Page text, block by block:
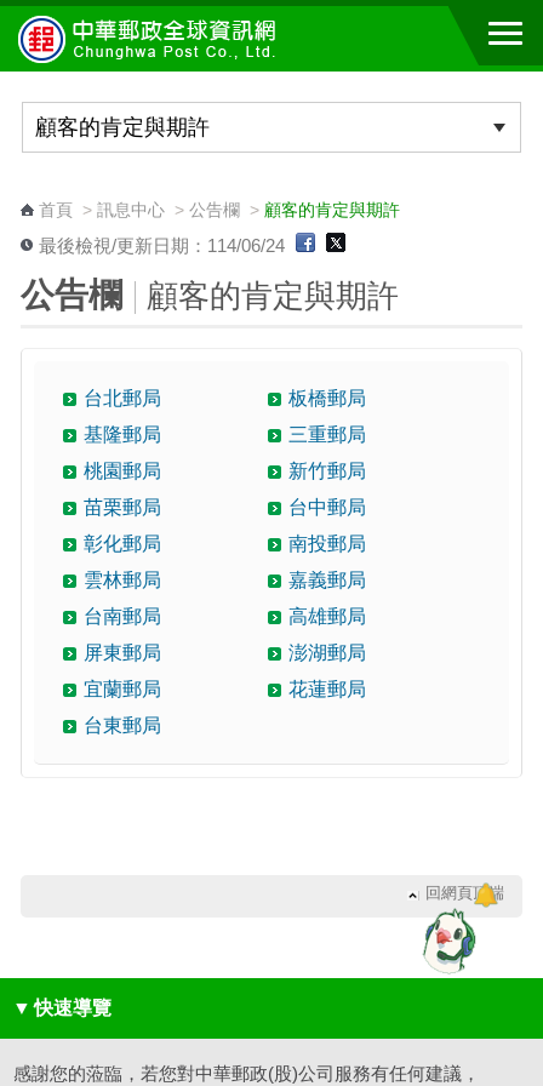
跳到主要內容區塊
首頁> 訊息中心> 公告欄 > 顧客的肯定與期許
最後檢視/更新日期：114/06/24
公告欄 顧客的肯定與期許
台北郵局
板橋郵局
基隆郵局
三重郵局
桃園郵局
新竹郵局
苗栗郵局
台中郵局
彰化郵局
南投郵局
雲林郵局
嘉義郵局
台南郵局
高雄郵局
屏東郵局
澎湖郵局
宜蘭郵局
花蓮郵局
台東郵局
回網頁頂端
▼ 快速導覽
感謝您的蒞臨，若您對中華郵政(股)公司服務有任何建議，